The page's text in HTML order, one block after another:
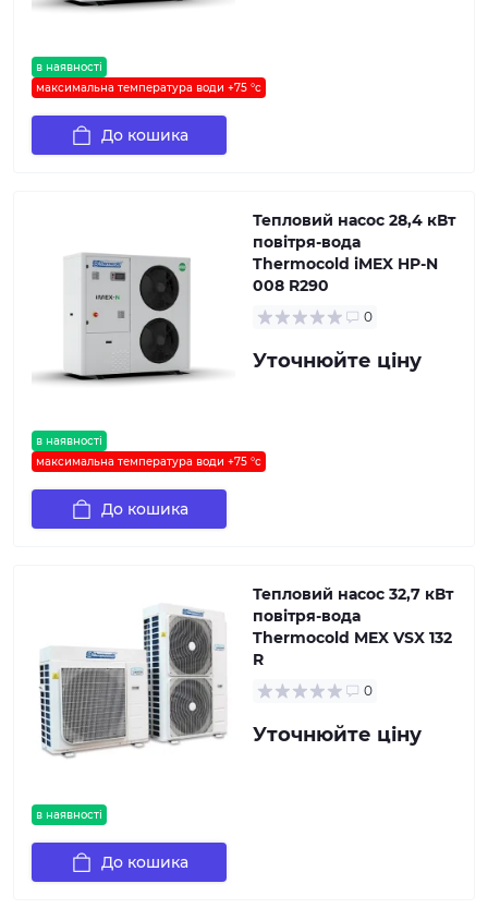
в наявності
максимальна температура води +75 °c
До кошика
в наявності
максимальна температура води +75 °c
Тепловий насос 28,4 кВт
повітря-вода
Thermocold iMEX HP-N
008 R290
0
Уточнюйте ціну
До кошика
в наявності
Тепловий насос 32,7 кВт
повітря-вода
Thermocold MEX VSX 132
R
0
Уточнюйте ціну
До кошика